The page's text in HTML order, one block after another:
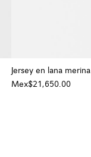
Jersey en lana merina
Mex$21,650.00